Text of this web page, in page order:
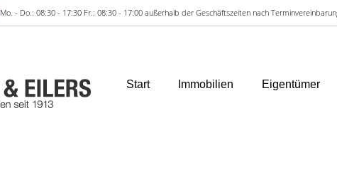
Mo. - Do.: 08:30 - 17:30 Fr.: 08:30 - 17:00 außerhalb der Geschäftszeiten nach
Start Immobilien Eigentümer